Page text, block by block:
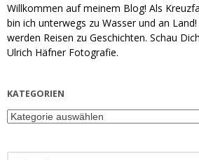
Willkommen auf meinem Blog! Als
bin ich unterwegs zu Wasser und an
werden Reisen zu Geschichten. Schau
Ulrich Häfner Fotografie.
KATEGORIEN
Kategorien